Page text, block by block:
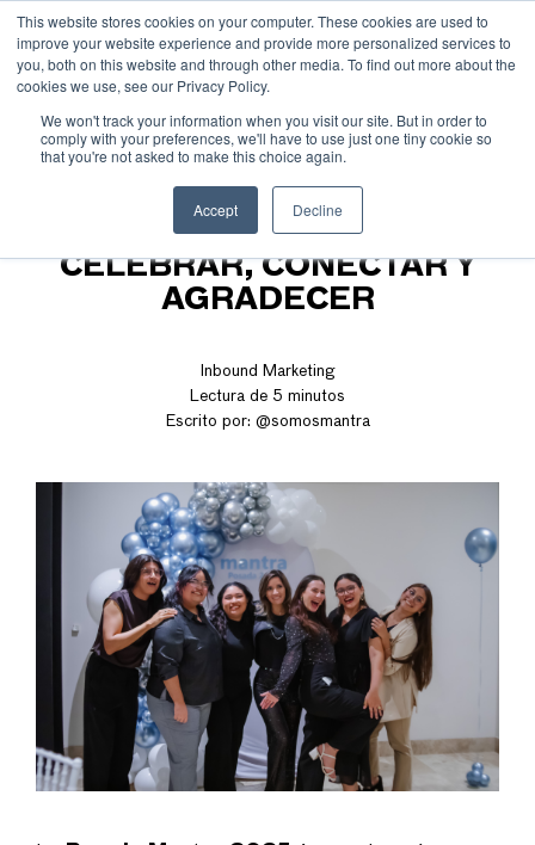
This website stores cookies on your computer. These cookies are used to
improve your website experience and provide more personalized services to
you, both on this website and through other media. To find out more about the
cookies we use, see our Privacy Policy.
We won't track your information when you visit our site. But in order to
comply with your preferences, we'll have to use just one tiny cookie so
that you're not asked to make this choice again.
Accept Decline
POSADA MANTRA 2025:
UNA NOCHE PARA
CELEBRAR, CONECTAR Y
AGRADECER
Inbound Marketing
Lectura de 5 minutos
Escrito por: @somosmantra